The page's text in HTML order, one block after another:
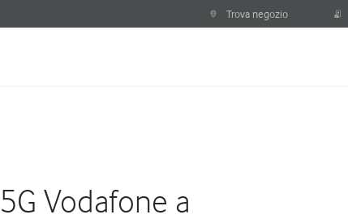
Trova negozio
Vodafone a